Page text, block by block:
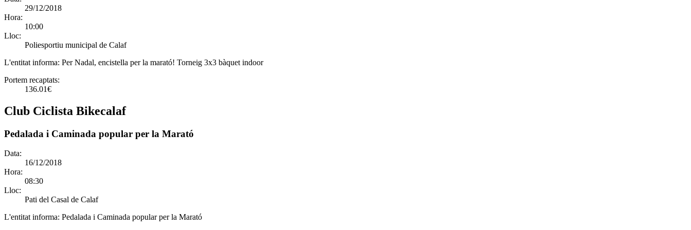
29/12/2018
Hora:
10:00
Lloc:
Poliesportiu municipal de Calaf
L'entitat informa: Per Nadal, encistella per la marató! Torneig 3x3 bàquet indoor
Portem recaptats:
136.01€
Club Ciclista Bikecalaf
Pedalada i Caminada popular per la Marató
Data:
16/12/2018
Hora:
08:30
Lloc:
Pati del Casal de Calaf
L'entitat informa: Pedalada i Caminada popular per la Marató